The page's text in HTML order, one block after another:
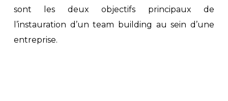
sont les deux objectifs principaux de
l’instauration d’un team building au sein d’une
entreprise.